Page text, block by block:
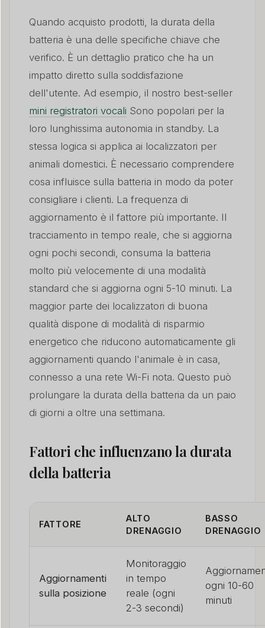
Quando acquisto prodotti, la durata della
batteria è una delle specifiche chiave che
verifico. È un dettaglio pratico che ha un
impatto diretto sulla soddisfazione
dell'utente. Ad esempio, il nostro best-seller
mini registratori vocali Sono popolari per la
loro lunghissima autonomia in standby. La
stessa logica si applica ai localizzatori per
animali domestici. È necessario comprendere
cosa influisce sulla batteria in modo da poter
consigliare i clienti. La frequenza di
aggiornamento è il fattore più importante. Il
tracciamento in tempo reale, che si aggiorna
ogni pochi secondi, consuma la batteria
molto più velocemente di una modalità
standard che si aggiorna ogni 5-10 minuti. La
maggior parte dei localizzatori di buona
qualità dispone di modalità di risparmio
energetico che riducono automaticamente gli
aggiornamenti quando l'animale è in casa,
connesso a una rete Wi-Fi nota. Questo può
prolungare la durata della batteria da un paio
di giorni a oltre una settimana.
Fattori che influenzano la durata
della batteria
FATTORE
ALTO
DRENAGGIO
BASSO
DRENAGGIO
Aggiornamenti
sulla posizione
Monitoraggio
in tempo
reale (ogni
2-3 secondi)
ogni 10-60
minuti